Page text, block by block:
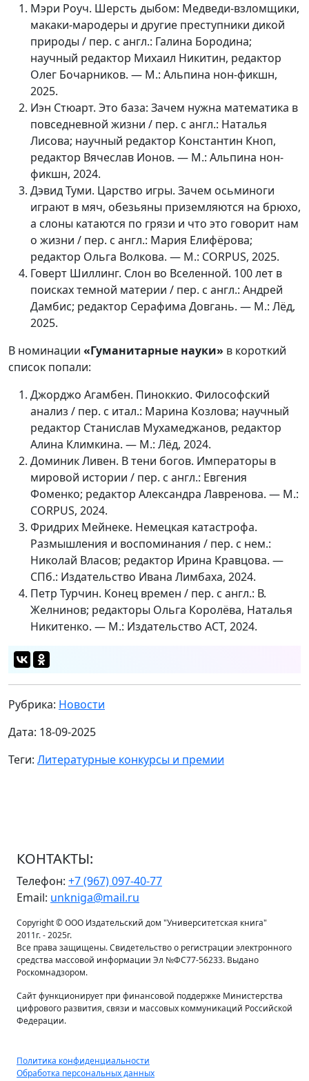
Мэри Роуч. Шерсть дыбом: Медведи-взломщики,
макаки-мародеры и другие преступники дикой
природы / пер. с англ.: Галина Бородина;
научный редактор Михаил Никитин, редактор
Олег Бочарников. — М.: Альпина нон-фикшн,
2025.
Иэн Стюарт. Это база: Зачем нужна математика в
повседневной жизни / пер. с англ.: Наталья
Лисова; научный редактор Константин Кноп,
редактор Вячеслав Ионов. — М.: Альпина нон-
фикшн, 2024.
Дэвид Туми. Царство игры. Зачем осьминоги
играют в мяч, обезьяны приземляются на брюхо,
а слоны катаются по грязи и что это говорит нам
о жизни / пер. с англ.: Мария Елифёрова;
редактор Ольга Волкова. — М.: CORPUS, 2025.
Говерт Шиллинг. Слон во Вселенной. 100 лет в
поисках темной материи / пер. с англ.: Андрей
Дамбис; редактор Серафима Довгань. — М.: Лёд,
2025.
В номинации «Гуманитарные науки» в короткий
список попали:
Джорджо Агамбен. Пиноккио. Философский
анализ / пер. с итал.: Марина Козлова; научный
редактор Станислав Мухамеджанов, редактор
Алина Климкина. — М.: Лёд, 2024.
Доминик Ливен. В тени богов. Императоры в
мировой истории / пер. с англ.: Евгения
Фоменко; редактор Александра Лавренова. — М.:
CORPUS, 2024.
Фридрих Мейнеке. Немецкая катастрофа.
Размышления и воспоминания / пер. с нем.:
Николай Власов; редактор Ирина Кравцова. —
СПб.: Издательство Ивана Лимбаха, 2024.
Петр Турчин. Конец времен / пер. с англ.: В.
Желнинов; редакторы Ольга Королёва, Наталья
Никитенко. — М.: Издательство АСТ, 2024.
Рубрика: Новости
Дата: 18-09-2025
Теги: Литературные конкурсы и премии
КОНТАКТЫ:
Телефон: +7 (967) 097-40-77
Email: unkniga@mail.ru
Copyright © ООО Издательский дом "Университетская книга"
2011г. - 2025г.
Все права защищены. Свидетельство о регистрации электронного
средства массовой информации Эл №ФС77-56233. Выдано
Роскомнадзором.
Сайт функционирует при финансовой поддержке Министерства
цифрового развития, связи и массовых коммуникаций Российской
Федерации.
Политика конфиденциальности
Обработка персональных данных